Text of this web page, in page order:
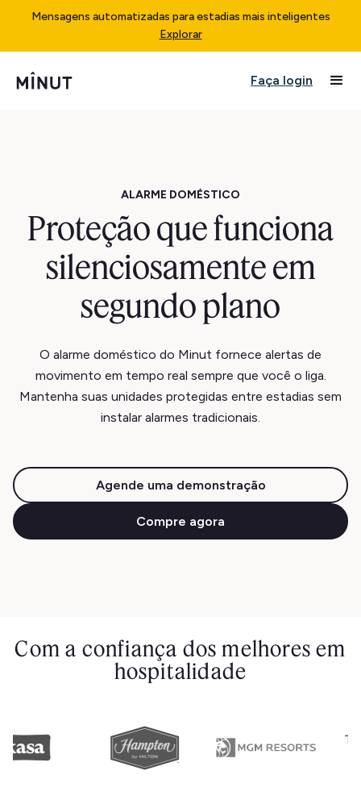
Mensagens automatizadas para estadias mais inteligentes
Explorar
Faça login
ALARME DOMÉSTICO
Proteção que funciona
silenciosamente em
segundo plano
O alarme doméstico do Minut fornece alertas de
movimento em tempo real sempre que você o liga.
Mantenha suas unidades protegidas entre estadias sem
instalar alarmes tradicionais.
Agende uma demonstração
Compre agora
Com a confiança dos melhores em
hospitalidade